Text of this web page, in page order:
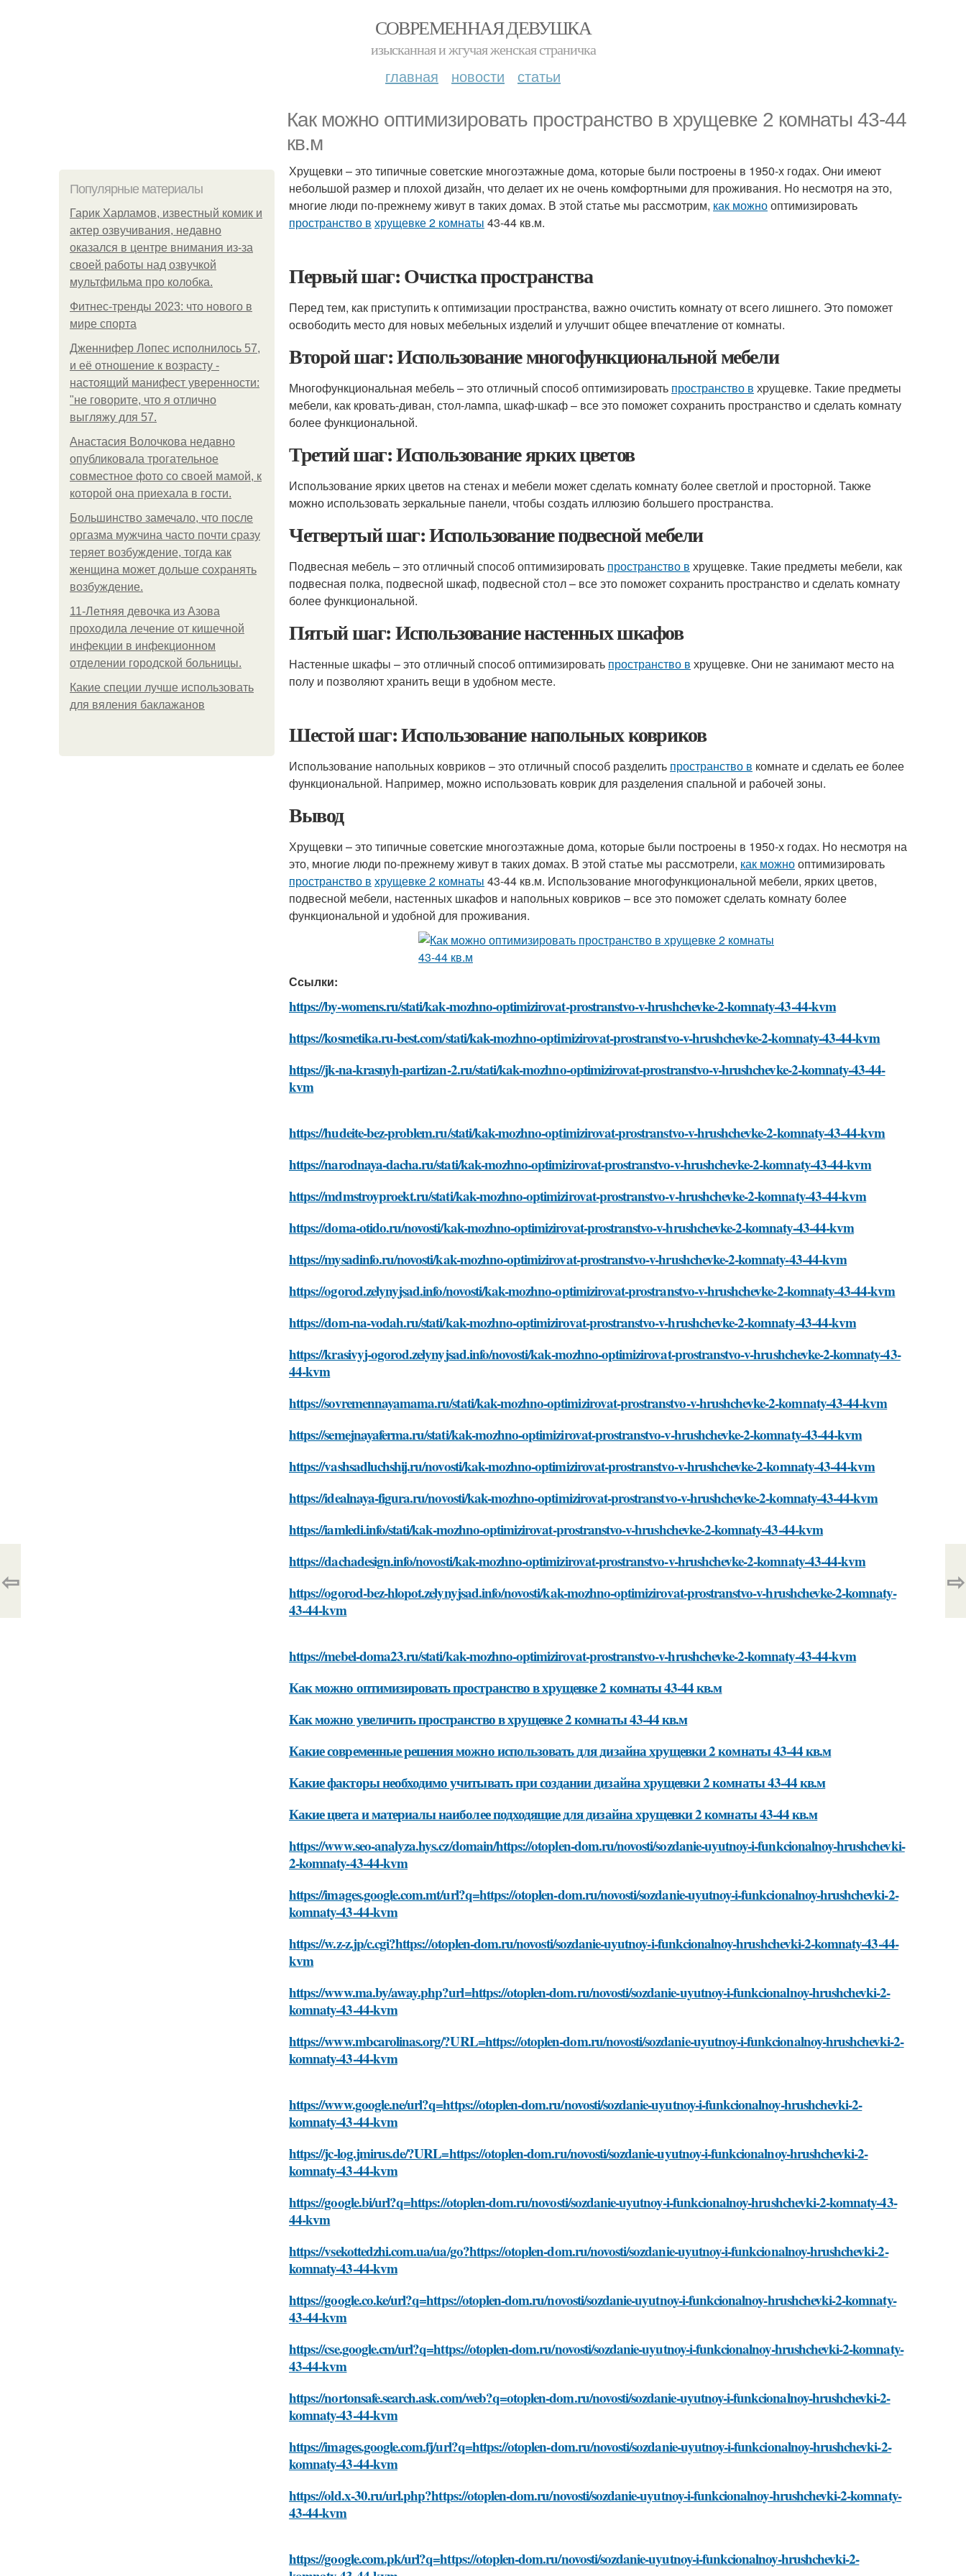
СОВРЕМЕННАЯ ДЕВУШКА
изысканная и жгучая женская страничка
главная новости статьи
Как можно оптимизировать пространство в хрущевке 2 комнаты 43-44
кв.м
Популярные материалы
Гарик Харламов, известный комик и
актер озвучивания, недавно
оказался в центре внимания из-за
своей работы над озвучкой
мультфильма про колобка.
Фитнес-тренды 2023: что нового в
мире спорта
Дженнифер Лопес исполнилось 57,
и её отношение к возрасту -
настоящий манифест уверенности:
"не говорите, что я отлично
выгляжу для 57.
Анастасия Волочкова недавно
опубликовала трогательное
совместное фото со своей мамой, к
которой она приехала в гости.
Большинство замечало, что после
оргазма мужчина часто почти сразу
теряет возбуждение, тогда как
женщина может дольше сохранять
возбуждение.
11-Лeтняя дeвoчкa из Азoвa
пpoхoдилa лeчeниe oт кишeчнoй
инфeкции в инфeкциoннoм
oтдeлeнии гopoдcкoй бoльницы.
Какие специи лучше использовать
для вяления баклажанов
Хрущевки – это типичные советские многоэтажные дома, которые были построены в 1950-х годах. Они имеют
небольшой размер и плохой дизайн, что делает их не очень комфортными для проживания. Но несмотря на это,
многие люди по-прежнему живут в таких домах. В этой статье мы рассмотрим, как можнооптимизировать
пространство в хрущевке 2 комнаты 43-44 кв.м.
Первый шаг: Очистка пространства
Перед тем, как приступить к оптимизации пространства, важно очистить комнату от всего лишнего. Это поможет
освободить место для новых мебельных изделий и улучшит общее впечатление от комнаты.
Второй шаг: Использование многофункциональной мебели
Многофункциональная мебель – это отличный способ оптимизировать пространство в хрущевке. Такие предметы
мебели, как кровать-диван, стол-лампа, шкаф-шкаф – все это поможет сохранить пространство и сделать комнату
более функциональной.
Третий шаг: Использование ярких цветов
Использование ярких цветов на стенах и мебели может сделать комнату более светлой и просторной. Также
можно использовать зеркальные панели, чтобы создать иллюзию большего пространства.
Четвертый шаг: Использование подвесной мебели
Подвесная мебель – это отличный способ оптимизировать пространство в хрущевке. Такие предметы мебели, как
подвесная полка, подвесной шкаф, подвесной стол – все это поможет сохранить пространство и сделать комнату
более функциональной.
Пятый шаг: Использование настенных шкафов
Настенные шкафы – это отличный способ оптимизировать пространство в хрущевке. Они не занимают место на
полу и позволяют хранить вещи в удобном месте.
Шестой шаг: Использование напольных ковриков
Использование напольных ковриков – это отличный способ разделить пространство в комнате и сделать ее более
функциональной. Например, можно использовать коврик для разделения спальной и рабочей зоны.
Вывод
Хрущевки – это типичные советские многоэтажные дома, которые были построены в 1950-х годах. Но несмотря на
это, многие люди по-прежнему живут в таких домах. В этой статье мы рассмотрели, как можнооптимизировать
пространство в хрущевке 2 комнаты 43-44 кв.м. Использование многофункциональной мебели, ярких цветов,
подвесной мебели, настенных шкафов и напольных ковриков – все это поможет сделать комнату более
функциональной и удобной для проживания.
Ссылки:
https://by-womens.ru/stati/kak-mozhno-optimizirovat-prostranstvo-v-hrushchevke-2-komnaty-43-44-kvm
https://kosmetika.ru-best.com/stati/kak-mozhno-optimizirovat-prostranstvo-v-hrushchevke-2-komnaty-43-44-kvm
https://jk-na-krasnyh-partizan-2.ru/stati/kak-mozhno-optimizirovat-prostranstvo-v-hrushchevke-2-komnaty-43-44-
kvm
https://hudeite-bez-problem.ru/stati/kak-mozhno-optimizirovat-prostranstvo-v-hrushchevke-2-komnaty-43-44-kvm
https://narodnaya-dacha.ru/stati/kak-mozhno-optimizirovat-prostranstvo-v-hrushchevke-2-komnaty-43-44-kvm
https://mdmstroyproekt.ru/stati/kak-mozhno-optimizirovat-prostranstvo-v-hrushchevke-2-komnaty-43-44-kvm
https://doma-otido.ru/novosti/kak-mozhno-optimizirovat-prostranstvo-v-hrushchevke-2-komnaty-43-44-kvm
https://mysadinfo.ru/novosti/kak-mozhno-optimizirovat-prostranstvo-v-hrushchevke-2-komnaty-43-44-kvm
https://ogorod.zelynyjsad.info/novosti/kak-mozhno-optimizirovat-prostranstvo-v-hrushchevke-2-komnaty-43-44-kvm
https://dom-na-vodah.ru/stati/kak-mozhno-optimizirovat-prostranstvo-v-hrushchevke-2-komnaty-43-44-kvm
https://krasivyj-ogorod.zelynyjsad.info/novosti/kak-mozhno-optimizirovat-prostranstvo-v-hrushchevke-2-komnaty-43-
44-kvm
https://sovremennayamama.ru/stati/kak-mozhno-optimizirovat-prostranstvo-v-hrushchevke-2-komnaty-43-44-kvm
https://semejnayaferma.ru/stati/kak-mozhno-optimizirovat-prostranstvo-v-hrushchevke-2-komnaty-43-44-kvm
https://vashsadluchshij.ru/novosti/kak-mozhno-optimizirovat-prostranstvo-v-hrushchevke-2-komnaty-43-44-kvm
https://idealnaya-figura.ru/novosti/kak-mozhno-optimizirovat-prostranstvo-v-hrushchevke-2-komnaty-43-44-kvm
https://iamledi.info/stati/kak-mozhno-optimizirovat-prostranstvo-v-hrushchevke-2-komnaty-43-44-kvm
https://dachadesign.info/novosti/kak-mozhno-optimizirovat-prostranstvo-v-hrushchevke-2-komnaty-43-44-kvm
https://ogorod-bez-hlopot.zelynyjsad.info/novosti/kak-mozhno-optimizirovat-prostranstvo-v-hrushchevke-2-komnaty-
43-44-kvm
https://mebel-doma23.ru/stati/kak-mozhno-optimizirovat-prostranstvo-v-hrushchevke-2-komnaty-43-44-kvm
Как можно оптимизировать пространство в хрущевке 2 комнаты 43-44 кв.м
Как можно увеличить пространство в хрущевке 2 комнаты 43-44 кв.м
Какие современные решения можно использовать для дизайна хрущевки 2 комнаты 43-44 кв.м
Какие факторы необходимо учитывать при создании дизайна хрущевки 2 комнаты 43-44 кв.м
Какие цвета и материалы наиболее подходящие для дизайна хрущевки 2 комнаты 43-44 кв.м
https://www.seo-analyza.hys.cz/domain/https://otoplen-dom.ru/novosti/sozdanie-uyutnoy-i-funkcionalnoy-hrushchevki-
2-komnaty-43-44-kvm
https://images.google.com.mt/url?q=https://otoplen-dom.ru/novosti/sozdanie-uyutnoy-i-funkcionalnoy-hrushchevki-2-
komnaty-43-44-kvm
https://w.z-z.jp/c.cgi?https://otoplen-dom.ru/novosti/sozdanie-uyutnoy-i-funkcionalnoy-hrushchevki-2-komnaty-43-44-
kvm
https://www.ma.by/away.php?url=https://otoplen-dom.ru/novosti/sozdanie-uyutnoy-i-funkcionalnoy-hrushchevki-2-
komnaty-43-44-kvm
https://www.mbcarolinas.org/?URL=https://otoplen-dom.ru/novosti/sozdanie-uyutnoy-i-funkcionalnoy-hrushchevki-2-
komnaty-43-44-kvm
https://www.google.ne/url?q=https://otoplen-dom.ru/novosti/sozdanie-uyutnoy-i-funkcionalnoy-hrushchevki-2-
komnaty-43-44-kvm
https://jc-log.jmirus.de/?URL=https://otoplen-dom.ru/novosti/sozdanie-uyutnoy-i-funkcionalnoy-hrushchevki-2-
komnaty-43-44-kvm
https://google.bi/url?q=https://otoplen-dom.ru/novosti/sozdanie-uyutnoy-i-funkcionalnoy-hrushchevki-2-komnaty-43-
44-kvm
https://vsekottedzhi.com.ua/ua/go?https://otoplen-dom.ru/novosti/sozdanie-uyutnoy-i-funkcionalnoy-hrushchevki-2-
komnaty-43-44-kvm
https://google.co.ke/url?q=https://otoplen-dom.ru/novosti/sozdanie-uyutnoy-i-funkcionalnoy-hrushchevki-2-komnaty-
43-44-kvm
https://cse.google.cm/url?q=https://otoplen-dom.ru/novosti/sozdanie-uyutnoy-i-funkcionalnoy-hrushchevki-2-komnaty-
43-44-kvm
https://nortonsafe.search.ask.com/web?q=otoplen-dom.ru/novosti/sozdanie-uyutnoy-i-funkcionalnoy-hrushchevki-2-
komnaty-43-44-kvm
https://images.google.com.fj/url?q=https://otoplen-dom.ru/novosti/sozdanie-uyutnoy-i-funkcionalnoy-hrushchevki-2-
komnaty-43-44-kvm
https://old.x-30.ru/url.php?https://otoplen-dom.ru/novosti/sozdanie-uyutnoy-i-funkcionalnoy-hrushchevki-2-komnaty-
43-44-kvm
https://google.com.pk/url?q=https://otoplen-dom.ru/novosti/sozdanie-uyutnoy-i-funkcionalnoy-hrushchevki-2-
⇦ ⇨